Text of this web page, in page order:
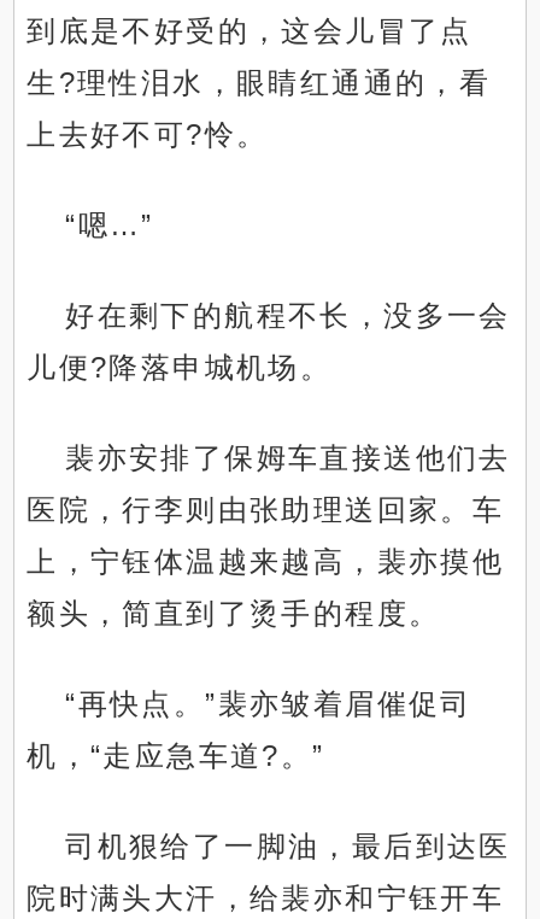
到底是不好受的，这会儿冒了点
生?理性泪水，眼睛红通通的，看
上去好不可?怜。
“嗯…”
好在剩下的航程不长，没多一会
儿便?降落申城机场。
裴亦安排了保姆车直接送他们去
医院，行李则由张助理送回家。车
上，宁钰体温越来越高，裴亦摸他
额头，简直到了烫手的程度。
“再快点。”裴亦皱着眉催促司
机，“走应急车道?。”
司机狠给了一脚油，最后到达医
院时满头大汗，给裴亦和宁钰开车